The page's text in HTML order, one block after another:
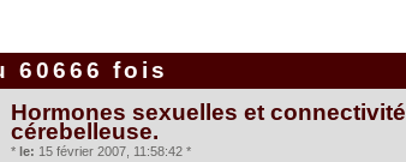
60666 fois
Hormones sexuelles et connectivité
cérebelleuse.
* le: 15 février 2007, 11:58:42 *